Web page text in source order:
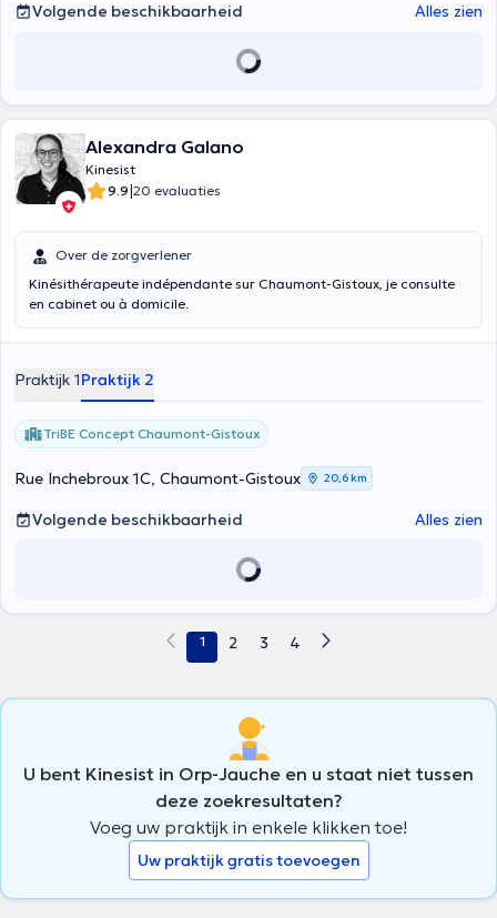
Volgende beschikbaarheid Alles zien
Alexandra Galano
Kinesist
9.9|20 evaluaties
Over de zorgverlener
Kinésithérapeute indépendante sur Chaumont-Gistoux, je consulte
en cabinet ou à domicile.
Praktijk 1Praktijk 2
TriBE Concept Chaumont-Gistoux
Rue Inchebroux 1C, Chaumont-Gistoux 20,6 km
Volgende beschikbaarheid Alles zien
1 2 3 4
U bent Kinesist in Orp-Jauche en u staat niet tussen
deze zoekresultaten?
Voeg uw praktijk in enkele klikken toe!
Uw praktijk gratis toevoegen